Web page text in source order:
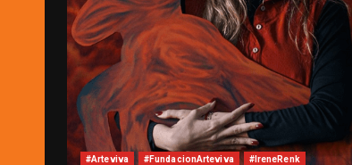
#Arteviva #FundacionArteviva #IreneRenk